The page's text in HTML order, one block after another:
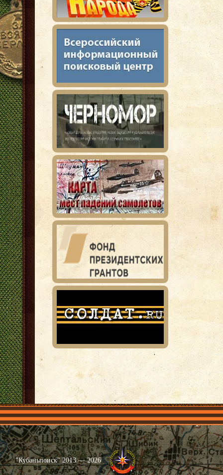
Главная Имена Общественные объединения Проекты
"Кубаньпоиск" 2013 — 2026